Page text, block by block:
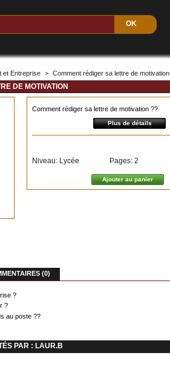
et Entreprise > Comment rédiger sa lettre de motivation
DE MOTIVATION
Comment rédiger sa lettre de motivation ??
Plus de détails
Niveau: Lycée
Pages: 2
(0)
?
?
au poste ??
PAR : LAUR.B